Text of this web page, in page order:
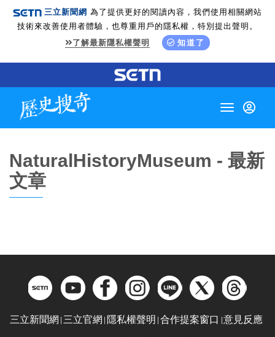
三立新聞網 為了提供更好的閱讀內容，我們使用相關網站
技術來改善使用者體驗，也尊重用戶的隱私權，特別提出聲明。
了解最新隱私權聲明
知道了
Toggle
NaturalHistoryMuseum - 最新
文章
三立新聞網 三立官網 隱私權聲明 合作提案窗口 意見反應